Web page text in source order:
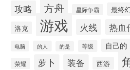
攻略 方舟 星际争霸 最终
洛克 游戏 火线 热血
电脑 的人 的是 等级 自己的
荣耀 萝卜 装备 西游